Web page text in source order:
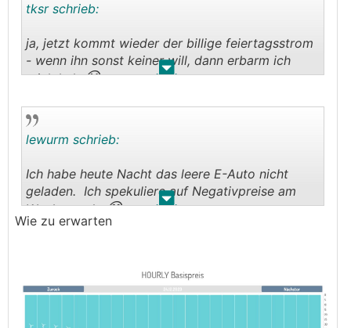
. .
tksr schrieb:
ja, jetzt kommt wieder der billige feiertagsstrom
- wenn ihn sonst keiner will, dann erbarm ich
mich halt😆
. .
lewurm schrieb:
Ich habe heute Nacht das leere E-Auto nicht
geladen. Ich spekuliere auf Negativpreise am
Wochenende😄
Wie zu erwarten